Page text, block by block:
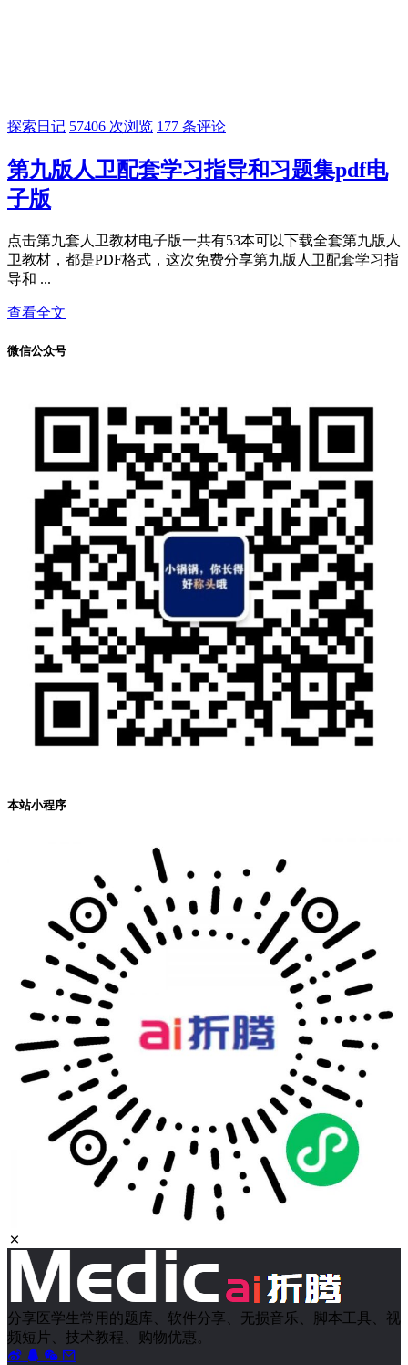
探索日记 57406 次浏览 177 条评论
第九版人卫配套学习指导和习题集pdf电
子版
点击第九套人卫教材电子版一共有53本可以下载全套第九版人
卫教材，都是PDF格式，这次免费分享第九版人卫配套学习指
导和 ...
查看全文
微信公众号
本站小程序
分享医学生常用的题库、软件分享、无损音乐、脚本工具、视
频短片、技术教程、购物优惠。